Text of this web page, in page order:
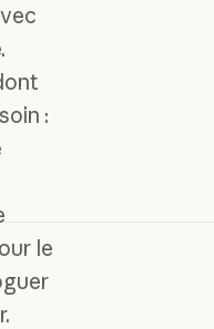
:
le